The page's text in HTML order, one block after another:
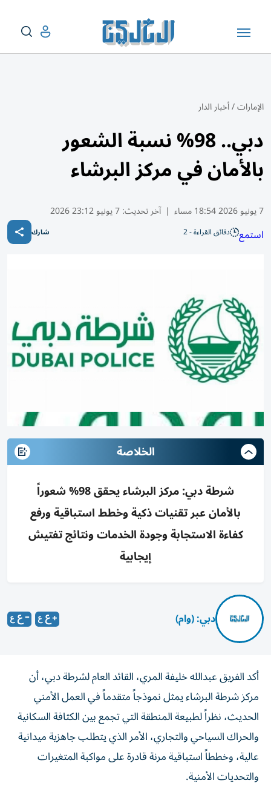
الإمارات/أخبار الدار
دبي.. 98% نسبة الشعور
بالأمان في مركز البرشاء
7 يونيو 2026 18:54 مساء | آخر تحديث:7 يونيو 23:12 2026
استمع دقائق القراءة - 2 شارك
الخلاصة
شرطة دبي: مركز البرشاء يحقق 98% شعوراً
بالأمان عبر تقنيات ذكية وخطط استباقية ورفع
كفاءة الاستجابة وجودة الخدمات ونتائج تفتيش
إيجابية
دبي: (وام)
أكد الفريق عبدالله خليفة المري، القائد العام لشرطة دبي، أن
مركز شرطة البرشاء يمثل نموذجاً متقدماً في العمل الأمني
الحديث، نظراً لطبيعة المنطقة التي تجمع بين الكثافة السكانية
والحراك السياحي والتجاري، الأمر الذي يتطلب جاهزية ميدانية
عالية، وخططاً استباقية مرنة قادرة على مواكبة المتغيرات
والتحديات الأمنية.